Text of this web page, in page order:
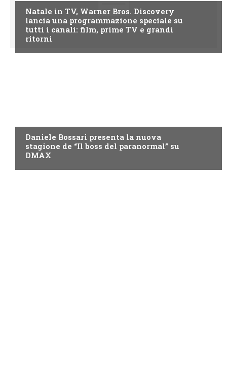
Natale in TV, Warner Bros. Discovery
lancia una programmazione speciale su
tutti i canali: film, prime TV e grandi
ritorni
Daniele Bossari presenta la nuova
stagione de “Il boss del paranormal” su
DMAX